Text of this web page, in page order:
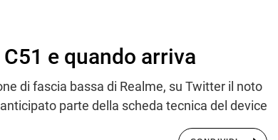
e quando arriva
di fascia bassa di Realme, su Twitter il noto
parte della scheda tecnica del device